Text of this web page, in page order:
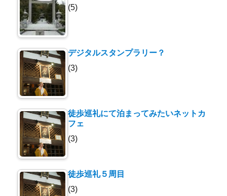
(5)
デジタルスタンプラリー？
(3)
徒歩巡礼にて泊まってみたいネットカ
フェ
(3)
徒歩巡礼５周目
(3)